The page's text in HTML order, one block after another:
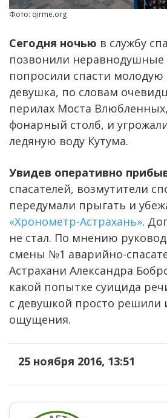
Фото: qirme.org
Сегодня ночью в службу
позвонили неравнодушные
попросили спасти
девушка, по словам
перилах Моста
фонарный столб, и
ледяную воду Кутума.
Увидев оперативно
спасателей, возмутители
передумали прыгать и
«Хронометр-Астрахань».
не стал. По мнению
смены №1 аварийно-
Астрахани Александра
какой попытке суицида
с девушкой просто решили
ощущения.
25 ноября 2016, 13:51